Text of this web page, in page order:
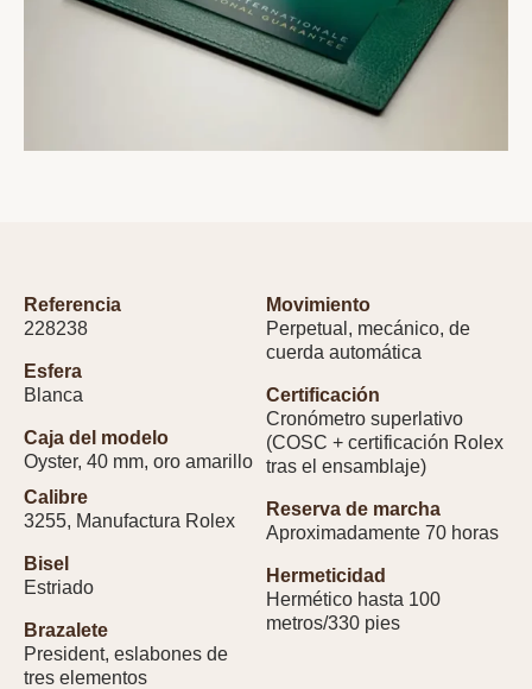
Referencia
228238
Esfera
Blanca
Caja del modelo
Oyster, 40 mm, oro amarillo
Calibre
3255, Manufactura Rolex
Bisel
Estriado
Brazalete
President, eslabones de
tres elementos
Movimiento
Perpetual, mecánico, de
cuerda automática
Certificación
Cronómetro superlativo
(COSC + certificación Rolex
tras el ensamblaje)
Reserva de marcha
Aproximadamente 70 horas
Hermeticidad
Hermético hasta 100
metros/330 pies